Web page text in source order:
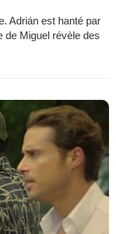
Adrián est hanté par
de Miguel révèle des